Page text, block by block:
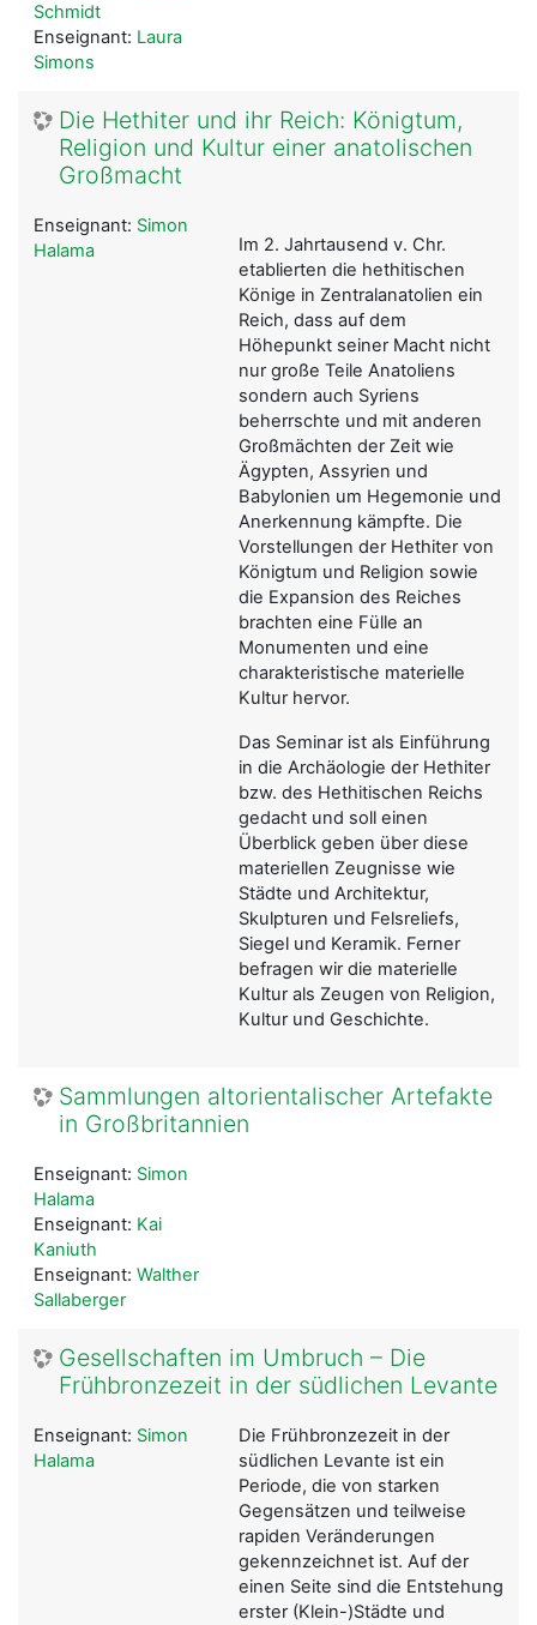
Schmidt
Enseignant: Laura
Simons
Die Hethiter und ihr Reich: Königtum,
Religion und Kultur einer anatolischen
Großmacht
Im 2. Jahrtausend v. Chr.
etablierten die hethitischen
Könige in Zentralanatolien ein
Reich, dass auf dem
Höhepunkt seiner Macht nicht
nur große Teile Anatoliens
sondern auch Syriens
beherrschte und mit anderen
Großmächten der Zeit wie
Ägypten, Assyrien und
Babylonien um Hegemonie und
Anerkennung kämpfte. Die
Vorstellungen der Hethiter von
Königtum und Religion sowie
die Expansion des Reiches
brachten eine Fülle an
Monumenten und eine
charakteristische materielle
Kultur hervor.
Das Seminar ist als Einführung
in die Archäologie der Hethiter
bzw. des Hethitischen Reichs
gedacht und soll einen
Überblick geben über diese
materiellen Zeugnisse wie
Städte und Architektur,
Skulpturen und Felsreliefs,
Siegel und Keramik. Ferner
befragen wir die materielle
Kultur als Zeugen von Religion,
Kultur und Geschichte.
Enseignant: Simon
Halama
Sammlungen altorientalischer Artefakte
in Großbritannien
Enseignant: Simon
Halama
Enseignant: Kai
Kaniuth
Enseignant: Walther
Sallaberger
Gesellschaften im Umbruch – Die
Frühbronzezeit in der südlichen Levante
Die Frühbronzezeit in der
südlichen Levante ist ein
Periode, die von starken
Gegensätzen und teilweise
rapiden Veränderungen
gekennzeichnet ist. Auf der
einen Seite sind die Entstehung
erster (Klein-)Städte und
Enseignant: Simon
Halama